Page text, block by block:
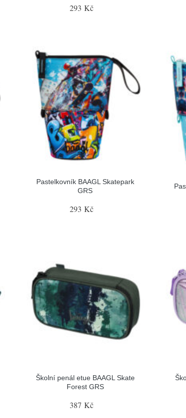
293 Kč
Pastelkovník BAAGL Skatepark
GRS
293 Kč
Školní penál etue BAAGL Skate
Forest GRS
387 Kč